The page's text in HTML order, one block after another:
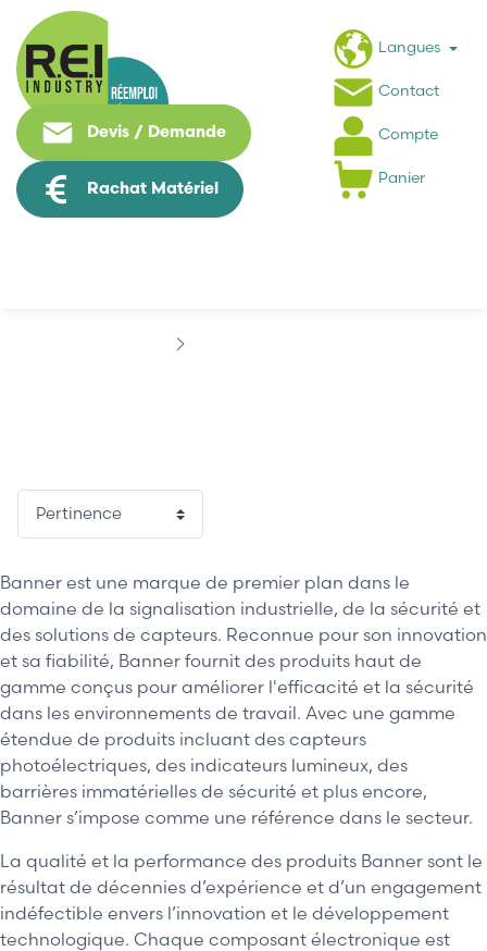
Devis / Demande
Rachat Matériel
Langues
Contact
Compte
Panier
Banner est une marque de premier plan dans le
domaine de la signalisation industrielle, de la sécurité et
des solutions de capteurs. Reconnue pour son innovation
et sa fiabilité, Banner fournit des produits haut de
gamme conçus pour améliorer l'efficacité et la sécurité
dans les environnements de travail. Avec une gamme
étendue de produits incluant des capteurs
photoélectriques, des indicateurs lumineux, des
barrières immatérielles de sécurité et plus encore,
Banner s’impose comme une référence dans le secteur.
La qualité et la performance des produits Banner sont le
résultat de décennies d’expérience et d’un engagement
indéfectible envers l’innovation et le développement
technologique. Chaque composant électronique est